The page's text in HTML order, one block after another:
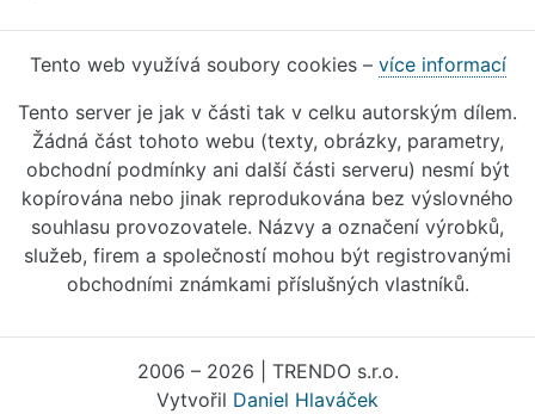
Tento web využívá soubory cookies – více informací
Tento server je jak v části tak v celku autorským dílem.
Žádná část tohoto webu (texty, obrázky, parametry,
obchodní podmínky ani další části serveru) nesmí být
kopírována nebo jinak reprodukována bez výslovného
souhlasu provozovatele. Názvy a označení výrobků,
služeb, firem a společností mohou být registrovanými
obchodními známkami příslušných vlastníků.
2006 – 2026 | TRENDO s.r.o.
Vytvořil Daniel Hlaváček